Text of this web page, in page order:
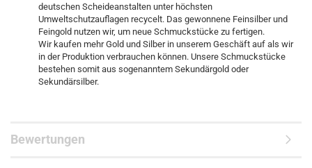
deutschen Scheideanstalten unter höchsten
Umweltschutzauflagen recycelt. Das gewonnene Feinsilber und
Feingold nutzen wir, um neue Schmuckstücke zu fertigen.
Wir kaufen mehr Gold und Silber in unserem Geschäft auf als wir
in der Produktion verbrauchen können. Unsere Schmuckstücke
bestehen somit aus sogenanntem Sekundärgold oder
Sekundärsilber.
Bewertungen